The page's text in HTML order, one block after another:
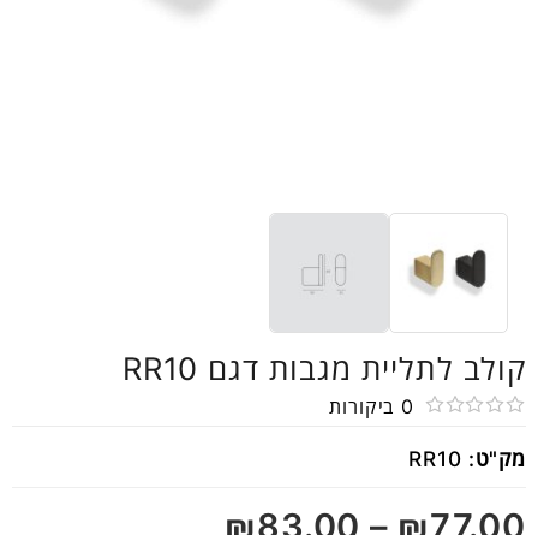
קולב לתליית מגבות דגם RR10
0
5
0 ביקורות
מק"ט: RR10
₪77.00
–
₪83.00